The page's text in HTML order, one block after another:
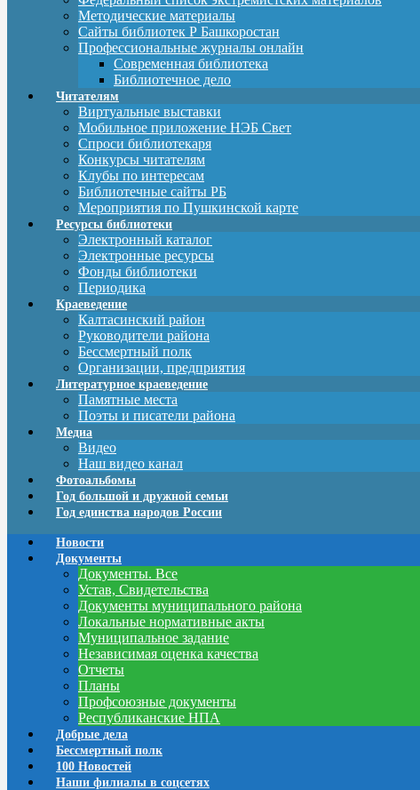
Методические материалы
Сайты библиотек Р Башкоростан
Профессиональные журналы онлайн
Современная библиотека
Библиотечное дело
Читателям
Виртуальные выставки
Мобильное приложение НЭБ Свет
Спроси библиотекаря
Конкурсы читателям
Клубы по интересам
Библиотечные сайты РБ
Мероприятия по Пушкинской карте
Ресурсы библиотеки
Электронный каталог
Электронные ресурсы
Фонды библиотеки
Периодика
Краеведение
Калтасинский район
Руководители района
Бессмертный полк
Организации, предприятия
Литературное краеведение
Памятные места
Поэты и писатели района
Медиа
Видео
Наш видео канал
Фотоальбомы
Год большой и дружной семьи
Год единства народов России
Новости
Документы
Документы. Все
Устав, Свидетельства
Документы муниципального района
Локальные нормативные акты
Муниципальное задание
Независимая оценка качества
Отчеты
Планы
Профсоюзные документы
Республиканские НПА
Добрые дела
Бессмертный полк
100 Новостей
Наши филиалы в соцсетях